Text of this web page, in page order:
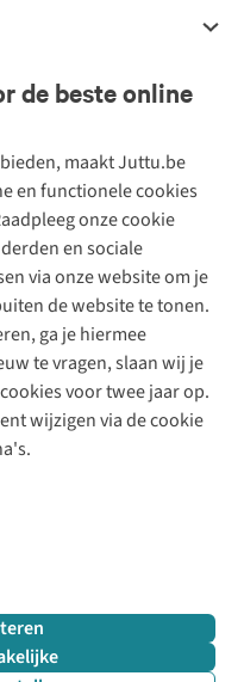
de beste online
maakt Juttu.be
en functionele cookies
onze cookie
en sociale
via onze website om je
de website te tonen.
ga je hiermee
te vragen, slaan wij je
voor twee jaar op.
wijzigen via de cookie